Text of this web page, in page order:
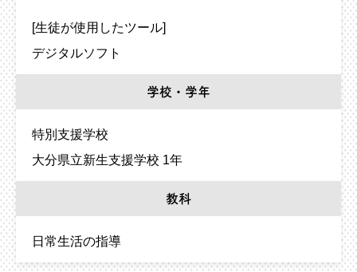
[生徒が使用したツール]
デジタルソフト
学校・学年
特別支援学校
大分県立新生支援学校 1年
教科
日常生活の指導